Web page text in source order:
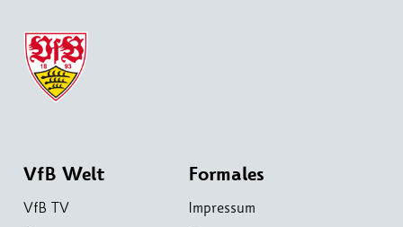
VfB Welt
VfB TV
Formales
Impressum